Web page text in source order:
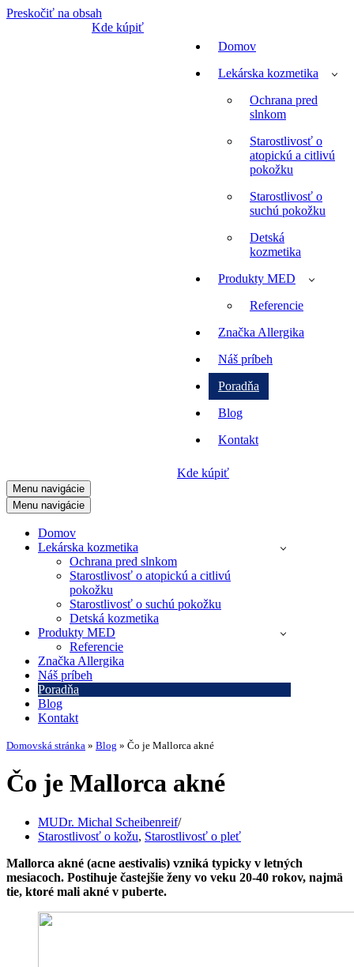
Preskočiť na obsah
Domov
Lekárska kozmetika
Ochrana pred
slnkom
Starostlivosť o
atopickú a citlivú
pokožku
Starostlivosť o
suchú pokožku
Detská
kozmetika
Produkty MED
Referencie
Značka Allergika
Náš príbeh
Poradňa
Blog
Kontakt
Kde kúpiť
Kde kúpiť
Menu navigácie
Menu navigácie
Domov
Lekárska kozmetika
Ochrana pred slnkom
Starostlivosť o atopickú a citlivú
pokožku
Starostlivosť o suchú pokožku
Detská kozmetika
Produkty MED
Referencie
Značka Allergika
Náš príbeh
Poradňa
Blog
Kontakt
Domovská stránka » Blog » Čo je Mallorca akné
Čo je Mallorca akné
MUDr. Michal Scheibenreif
Starostlivosť o kožu, Starostlivosť o pleť
Mallorca akné (acne aestivalis) vzniká typicky v letných
mesiacoch. Postihuje častejšie ženy vo veku 20-40 rokov, najmä
tie, ktoré mali akné v puberte.